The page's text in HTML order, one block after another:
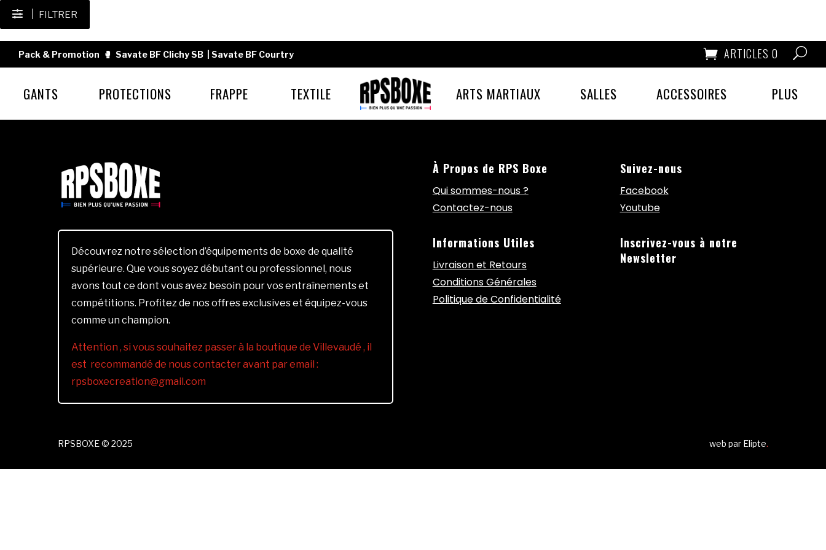
FILTRER
Pack & Promotion 🥊 Savate BF Clichy SB Savate BF Courtry ARTICLES 0
GANTS PROTECTIONS FRAPPE TEXTILE ARTS MARTIAUX SALLES ACCESSOIRES PLUS
Découvrez notre sélection d’équipements de boxe de qualité
supérieure. Que vous soyez débutant ou professionnel, nous
avons tout ce dont vous avez besoin pour vos entraînements et
compétitions. Profitez de nos offres exclusives et équipez-vous
comme un champion.
Attention , si vous souhaitez passer à la boutique de Villevaudé , il
est recommandé de nous contacter avant par email :
rpsboxecreation@gmail.com
À Propos de RPS Boxe
Qui sommes-nous ?
Contactez-nous
Informations Utiles
Livraison et Retours
Conditions Générales
Politique de Confidentialité
Suivez-nous
Facebook
Youtube
Inscrivez-vous à notre
Newsletter
RPSBOXE © 2025 web par Elipte.